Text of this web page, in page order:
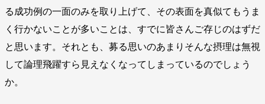
る成功例の一面のみを取り上げて、その表面を真似てもうま
く行かないことが多いことは、すでに皆さんご存じのはずだ
と思います。それとも、募る思いのあまりそんな摂理は無視
して論理飛躍すら見えなくなってしまっているのでしょう
か。